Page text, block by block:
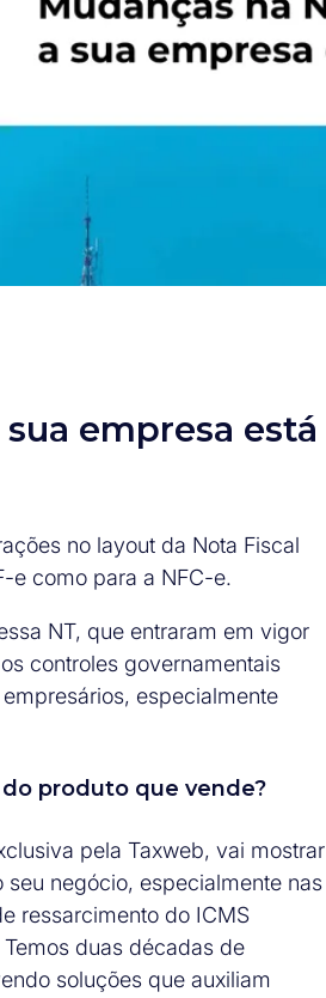
empresa está
no layout da Nota Fiscal
e como para a NFC-e.
NT, que entraram em vigor
controles governamentais
especialmente
produto que vende?
pela Taxweb, vai mostrar
negócio, especialmente nas
ressarcimento do ICMS
duas décadas de
soluções que auxiliam